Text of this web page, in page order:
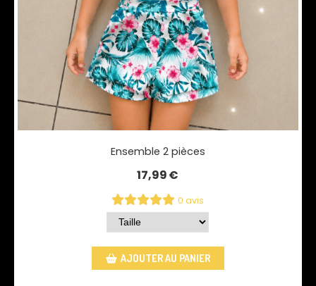
Ensemble 2 pièces
17,99€
0 avis
AJOUTER AU PANIER